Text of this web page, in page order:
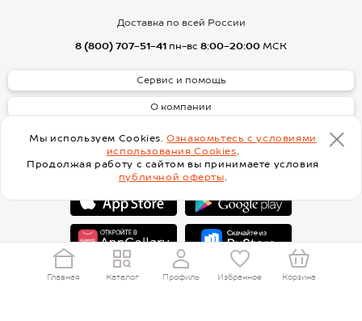
Главная Каталог Профиль Избранное Корзина
декором до лаконичных
Комфорт — мягкие дышащие
Яркие дизайны — смелые
цветовые решения и стильные
Выбирайте футболки, которые
каждый день!
Ассортимент
интернет-магазина
представлены модели
популярных фасонов:
приталенного силуэта;
свободного кроя оверсайз;
с удлинённой спинкой;
Мы используем Cookies.Ознакомьтесь с условиями
использования Cookies.
Продолжая работу с сайтом вы принимаете условия
публичной оферты.
Доставка по всей России
8 (800) 707-51-41 пн-вс 8:00-20:00 МСК
Сервис и помощь
О компании
Клиентам
Скачать